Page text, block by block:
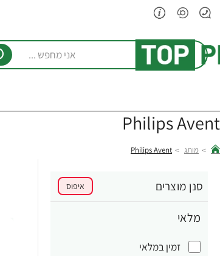
מחפש
Philips Avent
מותג Philips Avent
סנן מוצרים איפוס
מלאי
זמין במלאי